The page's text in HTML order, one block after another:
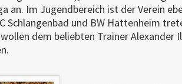
an. Im Jugendbereich ist der Verein
Schlangenbad und BW Hattenheim
dem beliebten Trainer Alexander